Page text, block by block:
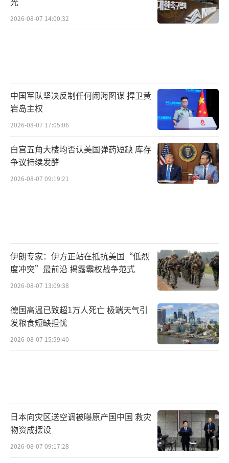
2026-08-07 14:00:32
中国军队坚决反制任何闹海图谋 捍卫黄
岩岛主权
2026-08-07 17:05:06
白宫五角大楼均否认美国弹药短缺 库存
争议持续发酵
2026-08-07 09:19:21
伊朗专家：伊方正站在抵抗美国“低烈
度冲突”最前沿 揭露霸权战争范式
2026-08-07 13:09:38
德国高温已致超1万人死亡 极端天气引
发粮食短缺担忧
2026-08-07 15:59:40
日本向灾区送空调被曝原产国中国 救灾
物资成摆设
2026-08-07 09:17:28